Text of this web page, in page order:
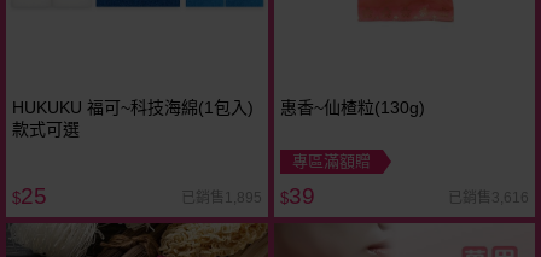
HUKUKU 福可~科技海綿(1包入)
款式可選
$25 已銷售1,895
惠香~仙楂粒(130g)
專區滿額贈
$39 已銷售3,616